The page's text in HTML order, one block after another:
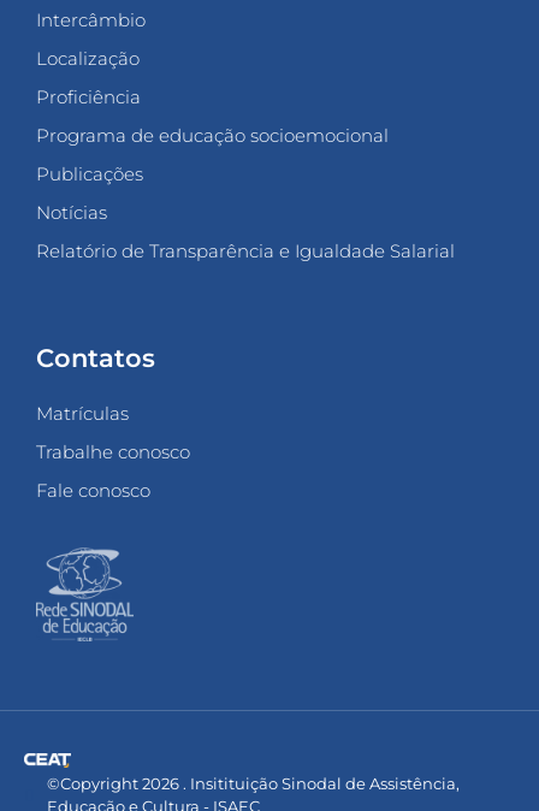
Intercâmbio
Localização
Proficiência
Programa de educação socioemocional
Publicações
Notícias
Relatório de Transparência e Igualdade Salarial
Contatos
Matrículas
Trabalhe conosco
Fale conosco
©Copyright 2026 . Insitituição Sinodal de Assistência,
Educação e Cultura - ISAEC